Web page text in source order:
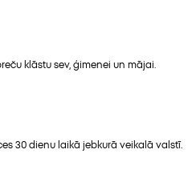
klāstu sev, ģimenei un mājai.
30 dienu laikā jebkurā veikalā valstī.